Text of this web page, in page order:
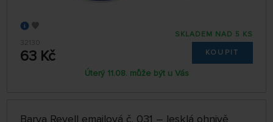
32130
63 Kč
SKLADEM NAD 5 KS
KOUPIT
Úterý 11.08. může být u Vás
Barva Revell emailová č. 031 – lesklá ohnivě